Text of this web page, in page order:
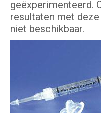
geëxperimenteerd.
resultaten met
niet beschikbaar.